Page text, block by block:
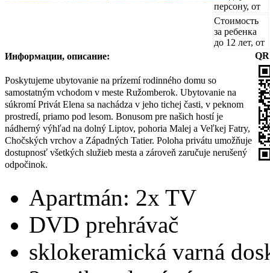
персону, от
Стоимость
за ребенка
до 12 лет, от
Информации, описание:
Poskytujeme ubytovanie na prízemí rodinného domu so
samostatným vchodom v meste Ružomberok. Ubytovanie na
súkromí Privát Elena sa nachádza v jeho tichej časti, v peknom
prostredí, priamo pod lesom. Bonusom pre našich hostí je
nádherný výhľad na dolný Liptov, pohoria Malej a Veľkej Fatry,
Chočských vrchov a Západných Tatier. Poloha privátu umožňuje
dostupnosť všetkých služieb mesta a zároveň zaručuje nerušený
odpočinok.
Apartmán: 2x TV
DVD prehrávač
sklokeramická varná